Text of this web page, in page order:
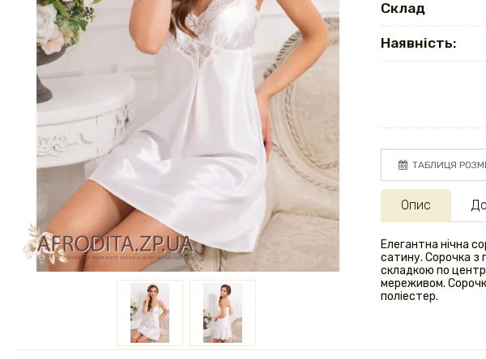
Склад
Наявність:
ТАБЛИЦЯ
Опис
Елегантна нічна
сатину. Сорочка з
складкою по
мереживом.
поліестер.